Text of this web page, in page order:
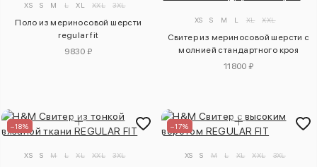
XS S M L XL XXL 3XL
Поло из мериносовой шерсти
regular fit
9830 ₽
XS S M L XL XXL
Свитер из мериносовой шерсти с
молнией стандартного кроя
11800 ₽
–18%
XS S M L XL XXL 3XL
–17%
XS S M L XL XXL 3XL